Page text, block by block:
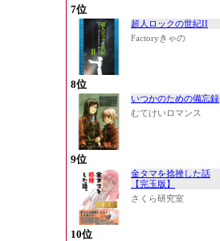
7位
超人ロックの世紀II
Factoryきゃの
8位
いつかのための備忘録
むてけいロマンス
9位
金タマを捻挫した話
【完玉版】
さくら研究室
10位